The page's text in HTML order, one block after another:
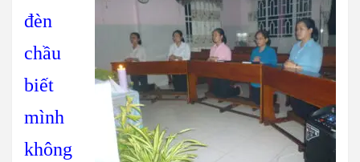
đèn
chầu
biết
mình
không